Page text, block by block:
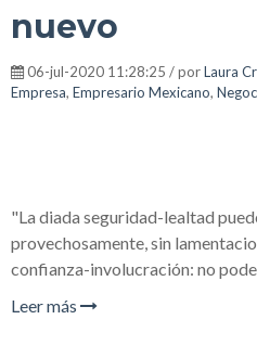
nuevo
06-jul-2020 11:28:25 / porLaura
Empresa, Empresario Mexicano,
"La diada seguridad-lealtad
provechosamente, sin
confianza-involucración: no
Leer más